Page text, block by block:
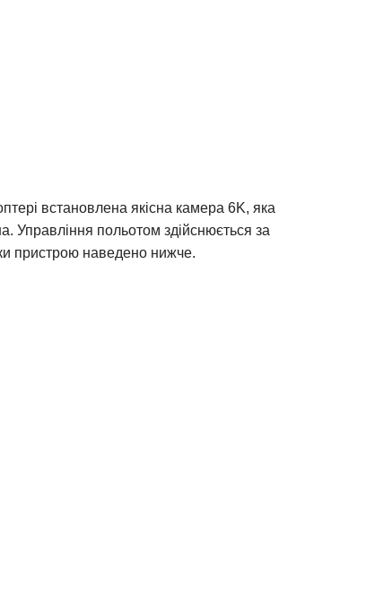
встановлена якісна камера 6K, яка
Управління польотом здійснюється за
пристрою наведено нижче.